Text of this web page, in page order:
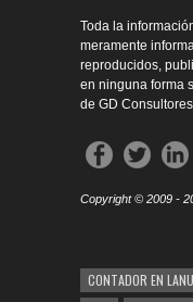
Toda la
meramente
reproducidos,
en ninguna forma
de GD
Copyright © 2009 -
CONTADOR EN